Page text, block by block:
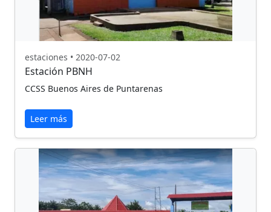
estaciones • 2020-07-02
Estación PBNH
CCSS Buenos Aires de Puntarenas
Leer más